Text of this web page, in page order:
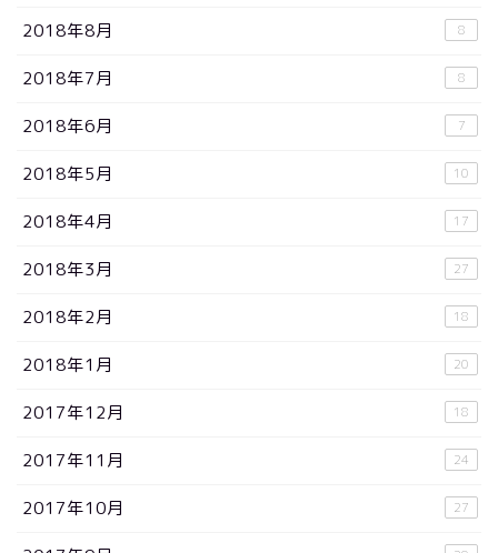
2018年8月 8
2018年7月 8
2018年6月 7
2018年5月 10
2018年4月 17
2018年3月 27
2018年2月 18
2018年1月 20
2017年12月 18
2017年11月 24
2017年10月 27